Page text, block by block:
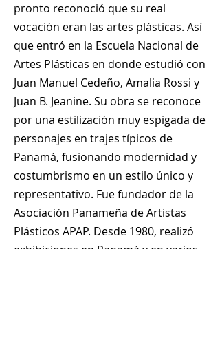
pronto reconoció que su real
vocación eran las artes plásticas. Así
que entró en la Escuela Nacional de
Artes Plásticas en donde estudió con
Juan Manuel Cedeño, Amalia Rossi y
Juan B. Jeanine. Su obra se reconoce
por una estilización muy espigada de
personajes en trajes típicos de
Panamá, fusionando modernidad y
costumbrismo en un estilo único y
representativo. Fue fundador de la
Asociación Panameña de Artistas
Plásticos APAP. Desde 1980, realizó
exhibiciones en Panamá y en varios